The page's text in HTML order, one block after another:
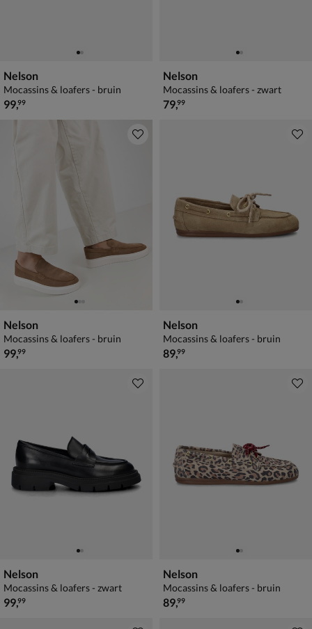
Nelson
Mocassins & loafers - bruin
€ 99,99
99,99
Nelson
Mocassins & loafers - zwart
€ 79,99
79,99
Nelson
Mocassins & loafers - bruin
€ 99,99
99,99
Nelson
Mocassins & loafers - bruin
€ 89,99
89,99
Nelson
Mocassins & loafers - zwart
€ 99,99
99,99
Nelson
Mocassins & loafers - bruin
€ 89,99
89,99